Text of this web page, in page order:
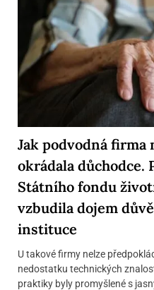
Jak podvodná firma
okrádala důchodce.
Státního fondu
vzbudila dojem
instituce
U takové firmy nelze
nedostatku technických
praktiky byly promyšlené s